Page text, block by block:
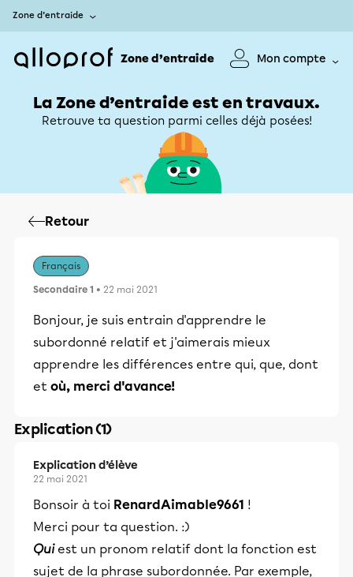
Zone d’entraide
Zone d’entraide Mon compte
La Zone d’entraide est en travaux.
Retrouve ta question parmi celles déjà posées!
Retour
Français
Secondaire 1 • 22 mai 2021
Bonjour, je suis entrain d'apprendre le
subordonné relatif et j'aimerais mieux
apprendre les différences entre qui, que, dont
et où, merci d'avance!
Explication (1)
Explication d’élève
22 mai 2021
Bonsoir à toi RenardAimable9661 !
Merci pour ta question. :)
Quiest un pronom relatif dont la fonction est
sujet de la phrase subordonnée. Par exemple,